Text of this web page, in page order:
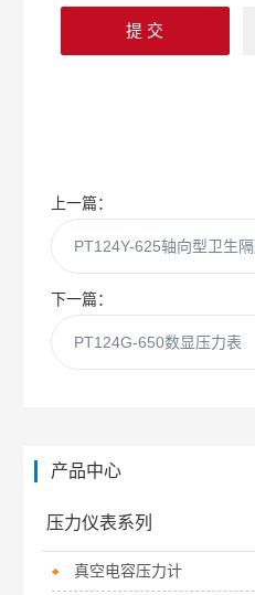
上一篇：
PT124Y-625轴向型卫生
下一篇：
PT124G-650数显压力表
产品中心
压力仪表系列
真空电容压力计